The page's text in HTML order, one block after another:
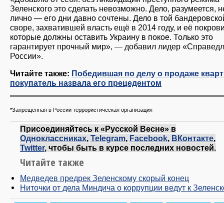
Зеленского это сделать невозможно. Дело, разумеется,
лично — его дни давно сочтены. Дело в той
своре, захватившей власть ещё в 2014 году, и её
которые должны оставить Украину в покое. Только это
гарантирует прочный мир», — добавил лидер
России».
Читайте также: Победившая по делу о продаже
покупатель назвала его прецедентом
*Запрещенная в России террористическая организация
Присоединяйтесь к «Русской Весне» в
Одноклассниках, Telegram, Facebook, ВКонтакте,
Twitter, чтобы быть в курсе последних новостей.
Читайте также
Медведев предрек Зеленскому скорый конец
Ниточки от дела Миндича о коррупции ведут к